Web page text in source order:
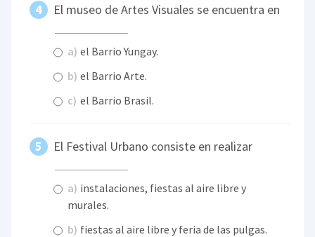
El museo de Artes Visuales se encuentra en
a) el Barrio Yungay.
b) el Barrio Arte.
c) el Barrio Brasil.
El Festival Urbano consiste en realizar
a) instalaciones, fiestas al aire libre y
murales.
b) fiestas al aire libre y feria de las pulgas.